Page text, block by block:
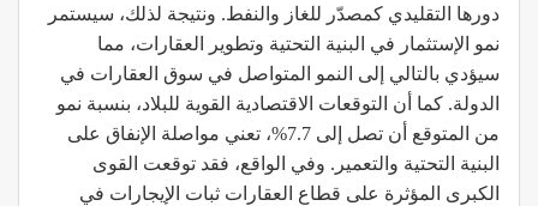
دورها التقليدي كمصدّر للغاز والنفط. ونتيجة لذلك، سيستمر
نمو الإستثمار في البنية التحتية وتطوير العقارات، مما
سيؤدي بالتالي إلى النمو المتواصل في سوق العقارات في
الدولة. كما أن التوقعات الاقتصادية القوية للبلاد، بنسبة نمو
من المتوقع أن تصل إلى 7.7%، تعني مواصلة الإنفاق على
البنية التحتية والتعمير. وفي الواقع، فقد توقعت القوى
الكبرى المؤثرة على قطاع العقارات ثبات الإيجارات في